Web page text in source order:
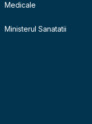
Medicale
Ministerul Sanatatii